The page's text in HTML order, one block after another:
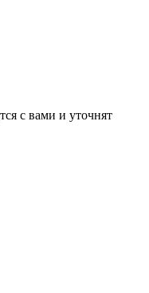
с вами и уточнят